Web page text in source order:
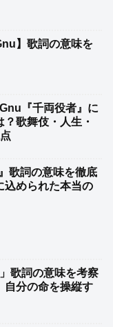
】歌詞の意味を
『千両役者』に
歌舞伎・人生・
歌詞の意味を徹底
込められた本当の
歌詞の意味を考察
自分の命を操縦す